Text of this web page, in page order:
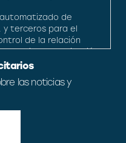
de
y terceros para el
de la relación
exista autorización
que precise sobre el
las noticias y